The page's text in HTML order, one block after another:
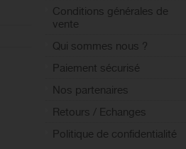
Conditions générales de
vente
Qui sommes nous ?
Paiement sécurisé
Nos partenaires
Retours / Echanges
Politique de confidentialité